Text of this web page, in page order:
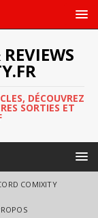
DÉCOUVREZ
SORTIES ET
COMIXITY